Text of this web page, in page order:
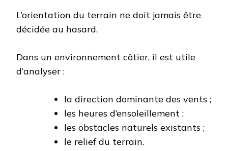
L’orientation du terrain ne doit jamais être
décidée au hasard.
Dans un environnement côtier, il est utile
d’analyser :
la direction dominante des vents ;
les heures d’ensoleillement ;
les obstacles naturels existants ;
le relief du terrain.